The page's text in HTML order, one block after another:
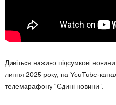
Дивіться наживо підсумкові
липня 2025 року, на YouTube-
телемарафону “Єдині новини”.